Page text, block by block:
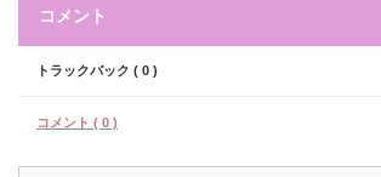
コメント
トラックバック ( 0 )
コメント ( 0 )